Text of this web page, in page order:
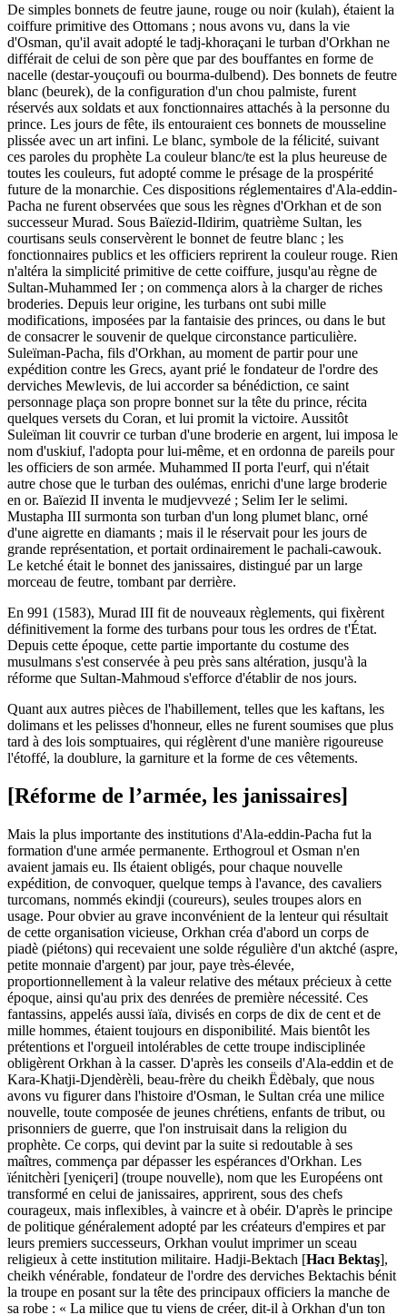
De simples bonnets de feutre jaune, rouge ou noir (kulah), étaient la
coiffure primitive des Ottomans ; nous avons vu, dans la vie
d'Osman, qu'il avait adopté le tadj-khoraçani le turban d'Orkhan ne
différait de celui de son père que par des bouffantes en forme de
nacelle (destar-youçoufi ou bourma-dulbend). Des bonnets de feutre
blanc (beurek), de la configuration d'un chou palmiste, furent
réservés aux soldats et aux fonctionnaires attachés à la personne du
prince. Les jours de fête, ils entouraient ces bonnets de mousseline
plissée avec un art infini. Le blanc, symbole de la félicité, suivant
ces paroles du prophète La couleur blanc/te est la plus heureuse de
toutes les couleurs, fut adopté comme le présage de la prospérité
future de la monarchie. Ces dispositions réglementaires d'Ala-eddin-
Pacha ne furent observées que sous les règnes d'Orkhan et de son
successeur Murad. Sous Baïezid-Ildirim, quatrième Sultan, les
courtisans seuls conservèrent le bonnet de feutre blanc ; les
fonctionnaires publics et les officiers reprirent la couleur rouge. Rien
n'altéra la simplicité primitive de cette coiffure, jusqu'au règne de
Sultan-Muhammed Ier ; on commença alors à la charger de riches
broderies. Depuis leur origine, les turbans ont subi mille
modifications, imposées par la fantaisie des princes, ou dans le but
de consacrer le souvenir de quelque circonstance particulière.
Suleïman-Pacha, fils d'Orkhan, au moment de partir pour une
expédition contre les Grecs, ayant prié le fondateur de l'ordre des
derviches Mewlevis, de lui accorder sa bénédiction, ce saint
personnage plaça son propre bonnet sur la tête du prince, récita
quelques versets du Coran, et lui promit la victoire. Aussitôt
Suleïman lit couvrir ce turban d'une broderie en argent, lui imposa le
nom d'uskiuf, l'adopta pour lui-même, et en ordonna de pareils pour
les officiers de son armée. Muhammed II porta l'eurf, qui n'était
autre chose que le turban des oulémas, enrichi d'une large broderie
en or. Baïezid II inventa le mudjevvezé ; Selim Ier le selimi.
Mustapha III surmonta son turban d'un long plumet blanc, orné
d'une aigrette en diamants ; mais il le réservait pour les jours de
grande représentation, et portait ordinairement le pachali-cawouk.
Le ketché était le bonnet des janissaires, distingué par un large
morceau de feutre, tombant par derrière.
En 991 (1583), Murad III fit de nouveaux règlements, qui fixèrent
définitivement la forme des turbans pour tous les ordres de t'État.
Depuis cette époque, cette partie importante du costume des
musulmans s'est conservée à peu près sans altération, jusqu'à la
réforme que Sultan-Mahmoud s'efforce d'établir de nos jours.
Quant aux autres pièces de l'habillement, telles que les kaftans, les
dolimans et les pelisses d'honneur, elles ne furent soumises que plus
tard à des lois somptuaires, qui réglèrent d'une manière rigoureuse
l'étoffé, la doublure, la garniture et la forme de ces vêtements.
[Réforme de l’armée, les janissaires]
Mais la plus importante des institutions d'Ala-eddin-Pacha fut la
formation d'une armée permanente. Erthogroul et Osman n'en
avaient jamais eu. Ils étaient obligés, pour chaque nouvelle
expédition, de convoquer, quelque temps à l'avance, des cavaliers
turcomans, nommés ekindji (coureurs), seules troupes alors en
usage. Pour obvier au grave inconvénient de la lenteur qui résultait
de cette organisation vicieuse, Orkhan créa d'abord un corps de
piadè (piétons) qui recevaient une solde régulière d'un aktché (aspre,
petite monnaie d'argent) par jour, paye très-élevée,
proportionnellement à la valeur relative des métaux précieux à cette
époque, ainsi qu'au prix des denrées de première nécessité. Ces
fantassins, appelés aussi ïaïa, divisés en corps de dix de cent et de
mille hommes, étaient toujours en disponibilité. Mais bientôt les
prétentions et l'orgueil intolérables de cette troupe indisciplinée
obligèrent Orkhan à la casser. D'après les conseils d'Ala-eddin et de
Kara-Khatji-Djendèrèli, beau-frère du cheikh Ëdèbaly, que nous
avons vu figurer dans l'histoire d'Osman, le Sultan créa une milice
nouvelle, toute composée de jeunes chrétiens, enfants de tribut, ou
prisonniers de guerre, que l'on instruisait dans la religion du
prophète. Ce corps, qui devint par la suite si redoutable à ses
maîtres, commença par dépasser les espérances d'Orkhan. Les
ïénitchèri [yeniçeri] (troupe nouvelle), nom que les Européens ont
transformé en celui de janissaires, apprirent, sous des chefs
courageux, mais inflexibles, à vaincre et à obéir. D'après le principe
de politique généralement adopté par les créateurs d'empires et par
leurs premiers successeurs, Orkhan voulut imprimer un sceau
religieux à cette institution militaire. Hadji-Bektach [Hacı Bektaş],
cheikh vénérable, fondateur de l'ordre des derviches Bektachis bénit
la troupe en posant sur la tête des principaux officiers la manche de
sa robe : « La milice que tu viens de créer, dit-il à Orkhan d'un ton